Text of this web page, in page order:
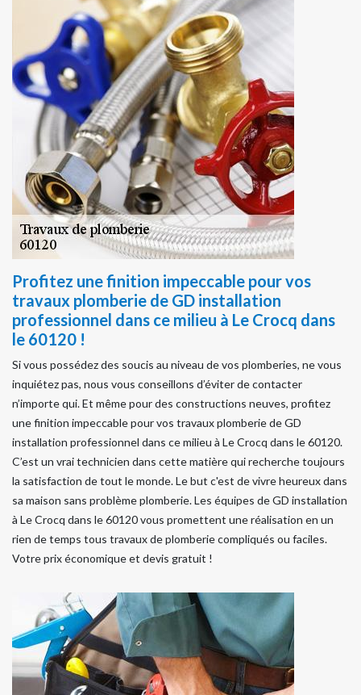
Profitez une finition impeccable pour vos
travaux plomberie de GD installation
professionnel dans ce milieu à Le Crocq dans
le 60120 !
Si vous possédez des soucis au niveau de vos plomberies, ne vous
inquiétez pas, nous vous conseillons d’éviter de contacter
n’importe qui. Et même pour des constructions neuves, profitez
une finition impeccable pour vos travaux plomberie de GD
installation professionnel dans ce milieu à Le Crocq dans le 60120.
C’est un vrai technicien dans cette matière qui recherche toujours
la satisfaction de tout le monde. Le but c'est de vivre heureux dans
sa maison sans problème plomberie. Les équipes de GD installation
à Le Crocq dans le 60120 vous promettent une réalisation en un
rien de temps tous travaux de plomberie compliqués ou faciles.
Votre prix économique et devis gratuit !